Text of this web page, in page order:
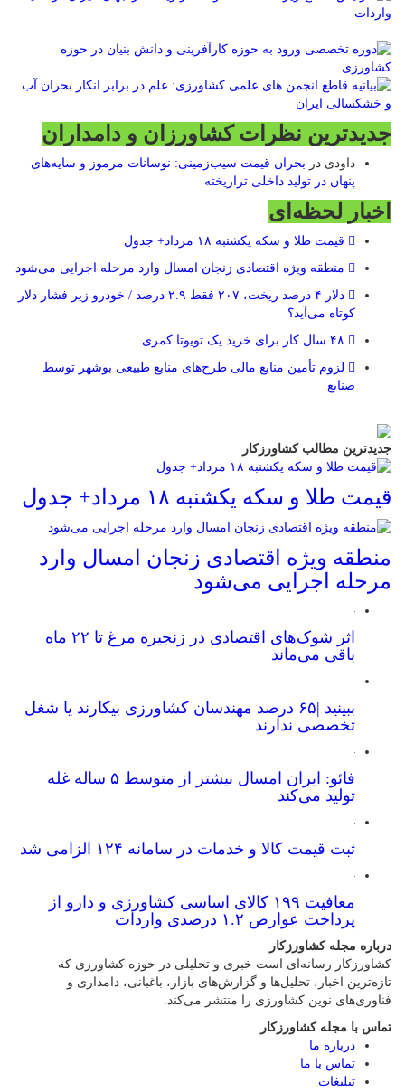
جدیدترین نظرات کشاورزان و دامداران
داودی در بحران قیمت سیب‌زمینی: نوسانات مرموز و سایه‌های
پنهان در تولید داخلی تراریخته
اخبار لحظه‌ای
قیمت طلا و سکه یکشنبه ۱۸ مرداد+ جدول
منطقه ویژه اقتصادی زنجان امسال وارد مرحله اجرایی می‌شود
دلار ۴ درصد ریخت، ۲۰۷ فقط ۲.۹ درصد / خودرو زیر فشار دلار
کوتاه می‌آید؟
لزوم تأمین منابع مالی طرح‌های منابع طبیعی بوشهر توسط
صنایع
جدیدترین مطالب کشاورزکار
قیمت طلا و سکه یکشنبه ۱۸ مرداد+ جدول
منطقه ویژه اقتصادی زنجان امسال وارد
مرحله اجرایی می‌شود
اثر شوک‌های اقتصادی در زنجیره مرغ تا ۲۲ ماه
باقی می‌ماند
ببینید |۶۵ درصد مهندسان کشاورزی بیکارند یا شغل
تخصصی ندارند
فائو: ایران امسال بیشتر از متوسط ۵ ساله غله
تولید می‌کند
ثبت قیمت کالا و خدمات در سامانه ۱۲۴ الزامی شد
معافیت ۱۹۹ کالای اساسی کشاورزی و دارو از
پرداخت عوارض ۱.۲ درصدی واردات
درباره مجله کشاورزکار
کشاورزکار رسانه‌ای است خبری و تحلیلی در حوزه کشاورزی که
تازه‌ترین اخبار، تحلیل‌ها و گزارش‌های بازار، باغبانی، دامداری و
فناوری‌های نوین کشاورزی را منتشر می‌کند.
تماس با مجله کشاورزکار
درباره ما
تماس با ما
تبلیغات